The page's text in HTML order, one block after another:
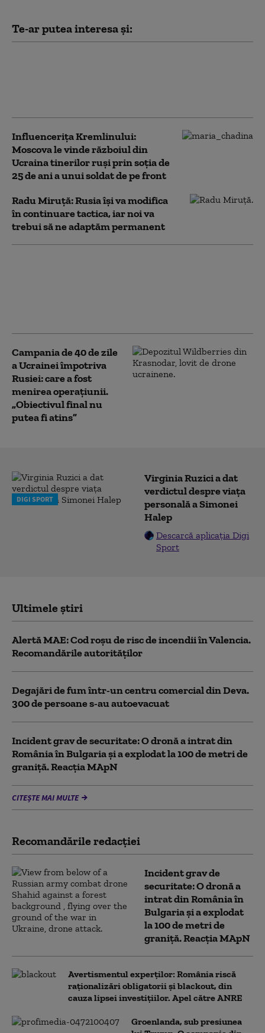
Te-ar putea interesa și:
Influencerița Kremlinului:
Moscova le vinde războiul din
Ucraina tinerilor ruși prin soția de
25 de ani a unui soldat de pe front
Radu Miruță: Rusia își va modifica
în continuare tactica, iar noi va
trebui să ne adaptăm permanent
Campania de 40 de zile
a Ucrainei împotriva
Rusiei: care a fost
menirea operațiunii.
„Obiectivul final nu
putea fi atins”
DIGI SPORT
Virginia Ruzici a dat
verdictul despre viața
personală a Simonei
Halep
Descarcă aplicația Digi
Sport
Ultimele știri
Alertă MAE: Cod roșu de risc de incendii în Valencia.
Recomandările autorităților
Degajări de fum într-un centru comercial din Deva.
300 de persoane s-au autoevacuat
Incident grav de securitate: O dronă a intrat din
România în Bulgaria şi a explodat la 100 de metri de
graniţă. Reacția MApN
CITEȘTE MAI MULTE
Recomandările redacţiei
Incident grav de
securitate: O dronă a
intrat din România în
Bulgaria şi a explodat
la 100 de metri de
graniţă. Reacția MApN
Avertismentul experților: România riscă
raționalizări obligatorii și blackout, din
cauza lipsei investițiilor. Apel către ANRE
Groenlanda, sub presiunea